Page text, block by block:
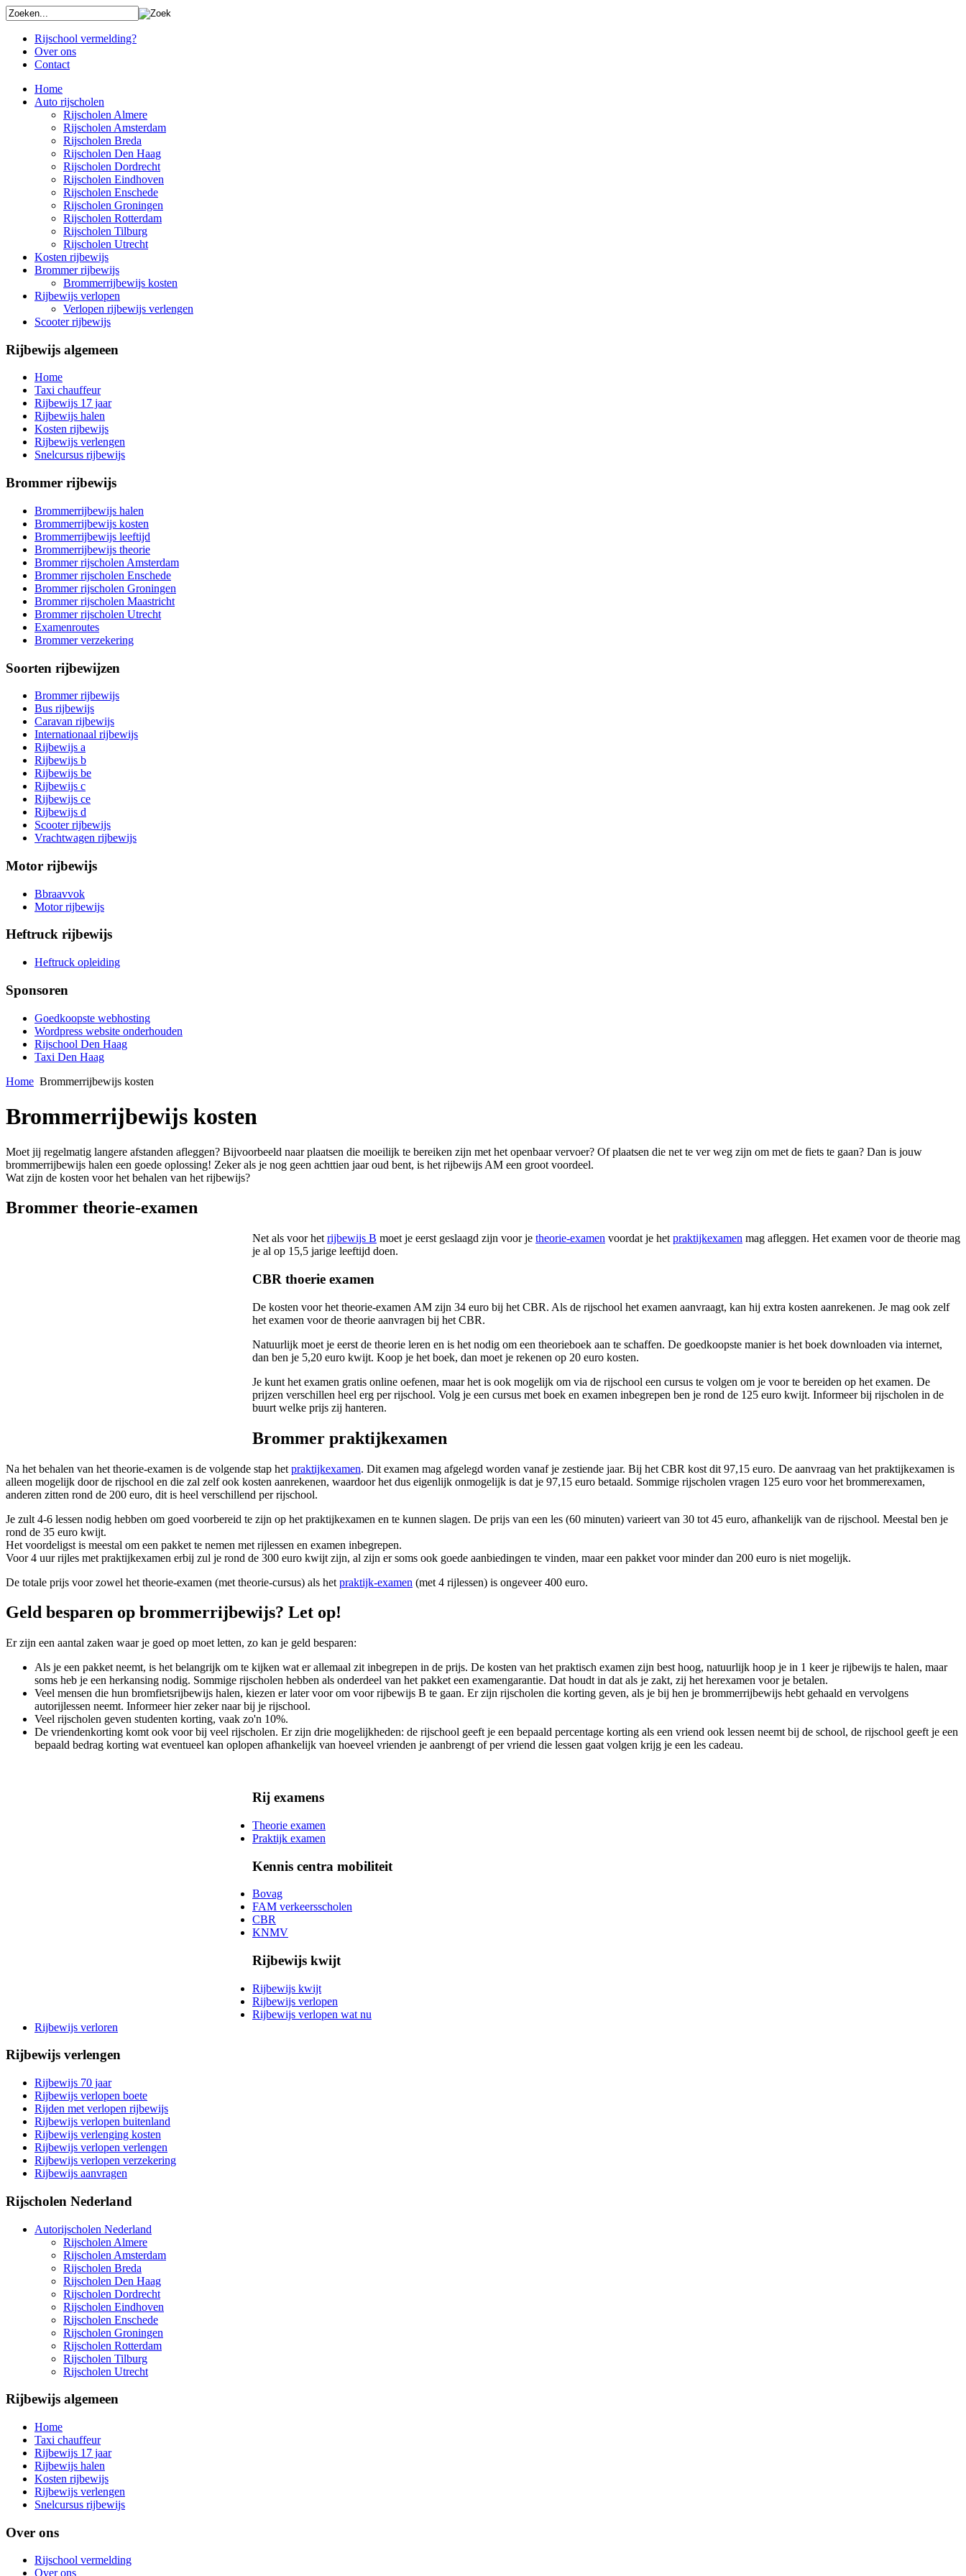
Rijschool vermelding?
Over ons
Contact
Home
Auto rijscholen
Rijscholen Almere
Rijscholen Amsterdam
Rijscholen Breda
Rijscholen Den Haag
Rijscholen Dordrecht
Rijscholen Eindhoven
Rijscholen Enschede
Rijscholen Groningen
Rijscholen Rotterdam
Rijscholen Tilburg
Rijscholen Utrecht
Kosten rijbewijs
Brommer rijbewijs
Brommerrijbewijs kosten
Rijbewijs verlopen
Verlopen rijbewijs verlengen
Scooter rijbewijs
Rijbewijs algemeen
Home
Taxi chauffeur
Rijbewijs 17 jaar
Rijbewijs halen
Kosten rijbewijs
Rijbewijs verlengen
Snelcursus rijbewijs
Brommer rijbewijs
Brommerrijbewijs halen
Brommerrijbewijs kosten
Brommerrijbewijs leeftijd
Brommerrijbewijs theorie
Brommer rijscholen Amsterdam
Brommer rijscholen Enschede
Brommer rijscholen Groningen
Brommer rijscholen Maastricht
Brommer rijscholen Utrecht
Examenroutes
Brommer verzekering
Soorten rijbewijzen
Brommer rijbewijs
Bus rijbewijs
Caravan rijbewijs
Internationaal rijbewijs
Rijbewijs a
Rijbewijs b
Rijbewijs be
Rijbewijs c
Rijbewijs ce
Rijbewijs d
Scooter rijbewijs
Vrachtwagen rijbewijs
Motor rijbewijs
Bbraavvok
Motor rijbewijs
Heftruck rijbewijs
Heftruck opleiding
Sponsoren
Goedkoopste webhosting
Wordpress website onderhouden
Rijschool Den Haag
Taxi Den Haag
Home Brommerrijbewijs kosten
Brommerrijbewijs kosten
Moet jij regelmatig langere afstanden afleggen? Bijvoorbeeld naar plaatsen die moeilijk te bereiken zijn met het openbaar vervoer? Of plaatsen die net te ver weg zijn om met de fiets te gaan? Dan is jouw
brommerrijbewijs halen een goede oplossing! Zeker als je nog geen achttien jaar oud bent, is het rijbewijs AM een groot voordeel.
Wat zijn de kosten voor het behalen van het rijbewijs?
Brommer theorie-examen
Net als voor het rijbewijs B moet je eerst geslaagd zijn voor je theorie-examen voordat je het praktijkexamen mag afleggen. Het examen voor de theorie mag
je al op 15,5 jarige leeftijd doen.
CBR thoerie examen
De kosten voor het theorie-examen AM zijn 34 euro bij het CBR. Als de rijschool het examen aanvraagt, kan hij extra kosten aanrekenen. Je mag ook zelf
het examen voor de theorie aanvragen bij het CBR.
Natuurlijk moet je eerst de theorie leren en is het nodig om een theorieboek aan te schaffen. De goedkoopste manier is het boek downloaden via internet,
dan ben je 5,20 euro kwijt. Koop je het boek, dan moet je rekenen op 20 euro kosten.
Je kunt het examen gratis online oefenen, maar het is ook mogelijk om via de rijschool een cursus te volgen om je voor te bereiden op het examen. De
prijzen verschillen heel erg per rijschool. Volg je een cursus met boek en examen inbegrepen ben je rond de 125 euro kwijt. Informeer bij rijscholen in de
buurt welke prijs zij hanteren.
Brommer praktijkexamen
Na het behalen van het theorie-examen is de volgende stap het praktijkexamen. Dit examen mag afgelegd worden vanaf je zestiende jaar. Bij het CBR kost dit 97,15 euro. De aanvraag van het praktijkexamen is
alleen mogelijk door de rijschool en die zal zelf ook kosten aanrekenen, waardoor het dus eigenlijk onmogelijk is dat je 97,15 euro betaald. Sommige rijscholen vragen 125 euro voor het brommerexamen,
anderen zitten rond de 200 euro, dit is heel verschillend per rijschool.
Je zult 4-6 lessen nodig hebben om goed voorbereid te zijn op het praktijkexamen en te kunnen slagen. De prijs van een les (60 minuten) varieert van 30 tot 45 euro, afhankelijk van de rijschool. Meestal ben je
rond de 35 euro kwijt.
Het voordeligst is meestal om een pakket te nemen met rijlessen en examen inbegrepen.
Voor 4 uur rijles met praktijkexamen erbij zul je rond de 300 euro kwijt zijn, al zijn er soms ook goede aanbiedingen te vinden, maar een pakket voor minder dan 200 euro is niet mogelijk.
De totale prijs voor zowel het theorie-examen (met theorie-cursus) als het praktijk-examen (met 4 rijlessen) is ongeveer 400 euro.
Geld besparen op brommerrijbewijs? Let op!
Er zijn een aantal zaken waar je goed op moet letten, zo kan je geld besparen:
Als je een pakket neemt, is het belangrijk om te kijken wat er allemaal zit inbegrepen in de prijs. De kosten van het praktisch examen zijn best hoog, natuurlijk hoop je in 1 keer je rijbewijs te halen, maar
soms heb je een herkansing nodig. Sommige rijscholen hebben als onderdeel van het pakket een examengarantie. Dat houdt in dat als je zakt, zij het herexamen voor je betalen.
Veel mensen die hun bromfietsrijbewijs halen, kiezen er later voor om voor rijbewijs B te gaan. Er zijn rijscholen die korting geven, als je bij hen je brommerrijbewijs hebt gehaald en vervolgens
autorijlessen neemt. Informeer hier zeker naar bij je rijschool.
Veel rijscholen geven studenten korting, vaak zo'n 10%.
De vriendenkorting komt ook voor bij veel rijscholen. Er zijn drie mogelijkheden: de rijschool geeft je een bepaald percentage korting als een vriend ook lessen neemt bij de school, de rijschool geeft je een
bepaald bedrag korting wat eventueel kan oplopen afhankelijk van hoeveel vrienden je aanbrengt of per vriend die lessen gaat volgen krijg je een les cadeau.
Rij examens
Theorie examen
Praktijk examen
Kennis centra mobiliteit
Bovag
FAM verkeersscholen
CBR
KNMV
Rijbewijs kwijt
Rijbewijs kwijt
Rijbewijs verlopen
Rijbewijs verlopen wat nu
Rijbewijs verloren
Rijbewijs verlengen
Rijbewijs 70 jaar
Rijbewijs verlopen boete
Rijden met verlopen rijbewijs
Rijbewijs verlopen buitenland
Rijbewijs verlenging kosten
Rijbewijs verlopen verlengen
Rijbewijs verlopen verzekering
Rijbewijs aanvragen
Rijscholen Nederland
Autorijscholen Nederland
Rijscholen Almere
Rijscholen Amsterdam
Rijscholen Breda
Rijscholen Den Haag
Rijscholen Dordrecht
Rijscholen Eindhoven
Rijscholen Enschede
Rijscholen Groningen
Rijscholen Rotterdam
Rijscholen Tilburg
Rijscholen Utrecht
Rijbewijs algemeen
Home
Taxi chauffeur
Rijbewijs 17 jaar
Rijbewijs halen
Kosten rijbewijs
Rijbewijs verlengen
Snelcursus rijbewijs
Over ons
Rijschool vermelding
Over ons